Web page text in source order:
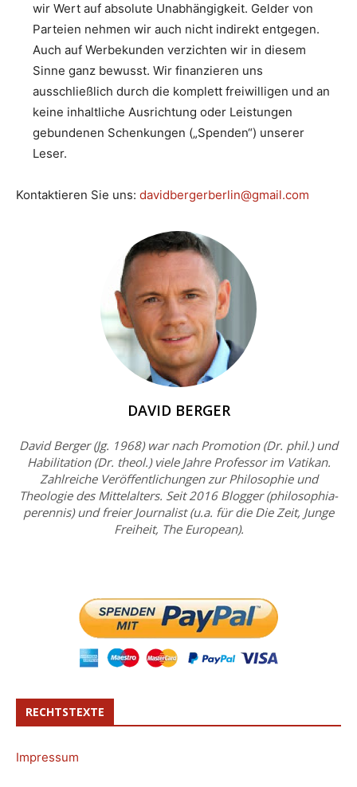
wir Wert auf absolute Unabhängigkeit. Gelder von
Parteien nehmen wir auch nicht indirekt entgegen.
Auch auf Werbekunden verzichten wir in diesem
Sinne ganz bewusst. Wir finanzieren uns
ausschließlich durch die komplett freiwilligen und an
keine inhaltliche Ausrichtung oder Leistungen
gebundenen Schenkungen („Spenden“) unserer
Leser.
Kontaktieren Sie uns: davidbergerberlin@gmail.com
DAVID BERGER
David Berger (Jg. 1968) war nach Promotion (Dr. phil.) und
Habilitation (Dr. theol.) viele Jahre Professor im Vatikan.
Zahlreiche Veröffentlichungen zur Philosophie und
Theologie des Mittelalters. Seit 2016 Blogger (philosophia-
perennis) und freier Journalist (u.a. für die Die Zeit, Junge
Freiheit, The European).
RECHTSTEXTE
Impressum